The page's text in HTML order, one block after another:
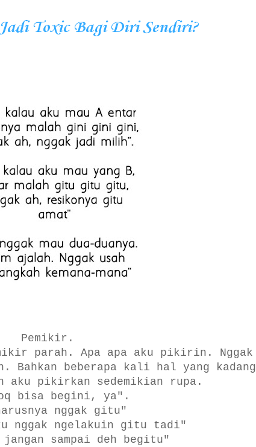
Toxic Bagi Diri Sendiri?
Pemikir.
parah. Apa apa aku pikirin. Nggak
beberapa kali hal yang kadang
aku pikirkan sedemikian rupa.
bisa begini, ya".
nggak gitu"
nggak ngelakuin gitu tadi"
sampai deh begitu"